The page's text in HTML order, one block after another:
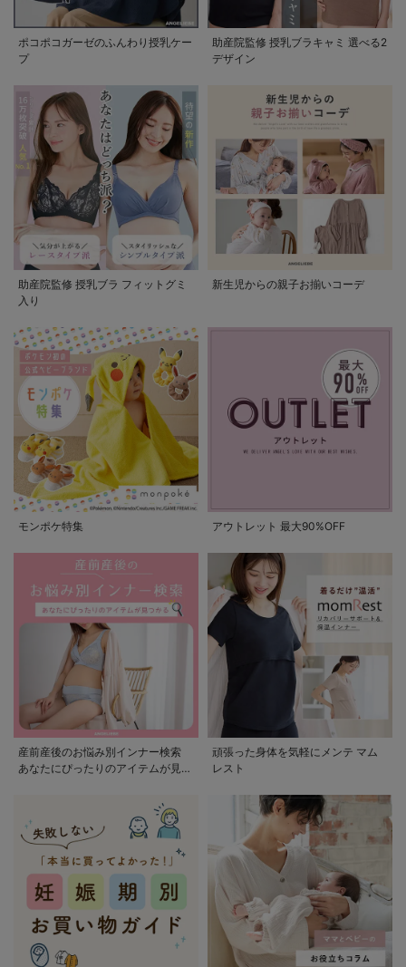
ポコポコガーゼのふんわり授乳ケー
プ
助産院監修 授乳ブラキャミ 選べる2
デザイン
助産院監修 授乳ブラ フィットグミ
入り
新生児からの親子お揃いコーデ
モンポケ特集 アウトレット 最大90%OFF
産前産後のお悩み別インナー検索
あなたにぴったりのアイテムが見つ
頑張った身体を気軽にメンテ マム
レスト